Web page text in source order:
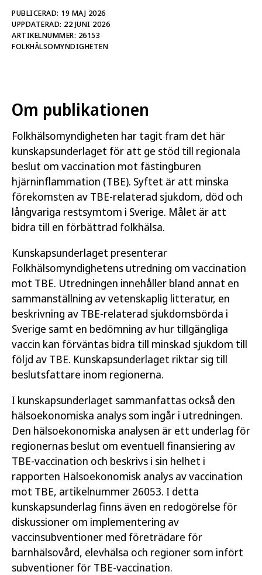
PUBLICERAD: 19 MAJ 2026
UPPDATERAD: 22 JUNI 2026
ARTIKELNUMMER: 26153
FOLKHÄLSOMYNDIGHETEN
Om publikationen
Folkhälsomyndigheten har tagit fram det här
kunskapsunderlaget för att ge stöd till regionala
beslut om vaccination mot fästingburen
hjärninflammation (TBE). Syftet är att minska
förekomsten av TBE-relaterad sjukdom, död och
långvariga restsymtom i Sverige. Målet är att
bidra till en förbättrad folkhälsa.
Kunskapsunderlaget presenterar
Folkhälsomyndighetens utredning om vaccination
mot TBE. Utredningen innehåller bland annat en
sammanställning av vetenskaplig litteratur, en
beskrivning av TBE-relaterad sjukdomsbörda i
Sverige samt en bedömning av hur tillgängliga
vaccin kan förväntas bidra till minskad sjukdom till
följd av TBE. Kunskapsunderlaget riktar sig till
beslutsfattare inom regionerna.
I kunskapsunderlaget sammanfattas också den
hälsoekonomiska analys som ingår i utredningen.
Den hälsoekonomiska analysen är ett underlag för
regionernas beslut om eventuell finansiering av
TBE-vaccination och beskrivs i sin helhet i
rapporten Hälsoekonomisk analys av vaccination
mot TBE, artikelnummer 26053. I detta
kunskapsunderlag finns även en redogörelse för
diskussioner om implementering av
vaccinsubventioner med företrädare för
barnhälsovård, elevhälsa och regioner som infört
subventioner för TBE-vaccination.
en bedömning av vacciners effekt för att minska
TBE-relaterad sjukdom, död och långvariga
restsymtom. Syftet är att stödja regionala
I utredningen ingår även en hälsoekonomisk
analys som underlag för regionernas planering
kring implementering av TBE-vaccination.
Dessutom inkluderas Folkhälsomyndighetens
rekommendationer om TBE vaccination, som
beskriver för vilka grupper och områden som
vaccination mot TBE rekommenderas.
Relaterad läsning
Vaccination mot TBE
Hälsoekonomisk analys av vaccination mot
TBE
Rekommendationer om vaccination mot TBE
Författare: Folkhälsomyndigheten
Publicerad: 19 maj 2026
Uppdaterad: 22 juni 2026
Artikelnummer: 26153
Öppna publikationen
Läs publikation